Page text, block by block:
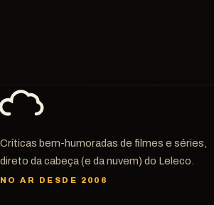
Críticas bem-humoradas de filmes e séries,
direto da cabeça (e da nuvem) do Leleco.
NO AR DESDE 2006